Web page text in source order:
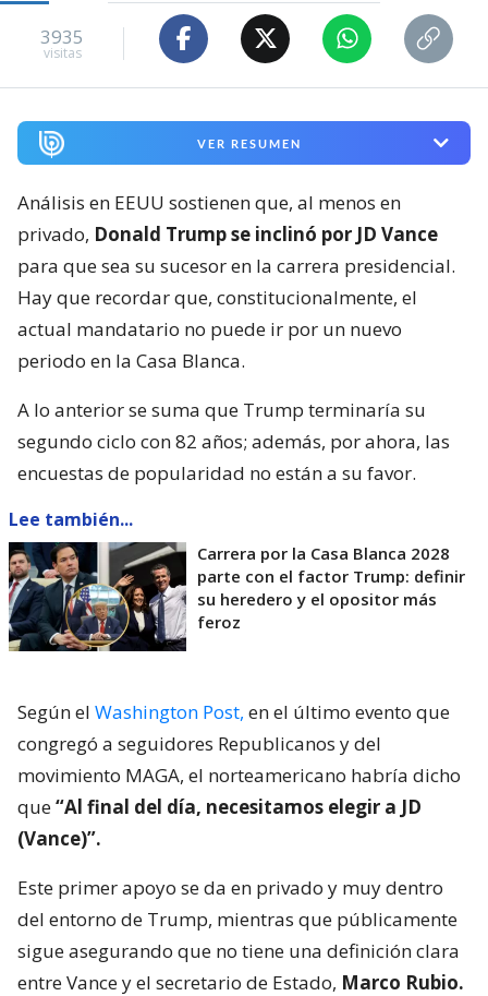
3935
visitas
VER RESUMEN
Análisis en EEUU sostienen que, al menos en
privado, Donald Trump se inclinó por JD Vance
para que sea su sucesor en la carrera presidencial.
Hay que recordar que, constitucionalmente, el
actual mandatario no puede ir por un nuevo
periodo en la Casa Blanca.
A lo anterior se suma que Trump terminaría su
segundo ciclo con 82 años; además, por ahora, las
encuestas de popularidad no están a su favor.
Lee también...
Carrera por la Casa Blanca 2028
parte con el factor Trump: definir
su heredero y el opositor más
feroz
Según el Washington Post, en el último evento que
congregó a seguidores Republicanos y del
movimiento MAGA, el norteamericano habría dicho
que“Al final del día, necesitamos elegir a JD
(Vance)”.
Este primer apoyo se da en privado y muy dentro
del entorno de Trump, mientras que públicamente
sigue asegurando que no tiene una definición clara
entre Vance y el secretario de Estado, Marco Rubio.